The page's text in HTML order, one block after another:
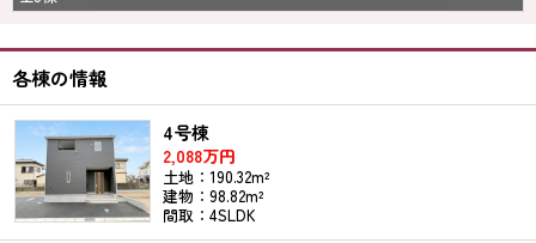
各棟の情報
4号棟
2,088万円
土地：190.32m²
建物：98.82m²
間取：4SLDK